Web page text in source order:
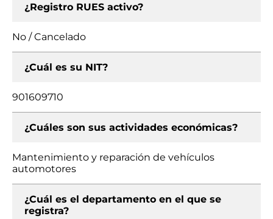
¿Registro RUES activo?
No / Cancelado
¿Cuál es su NIT?
901609710
¿Cuáles son sus actividades económicas?
Mantenimiento y reparación de vehículos
automotores
¿Cuál es el departamento en el que se
registra?